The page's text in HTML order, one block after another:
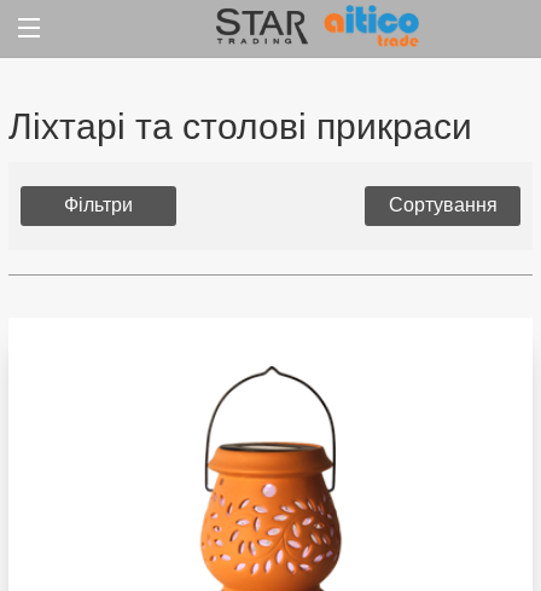
Jump
Ліхтарі та столові прикраси
Фільтри Сортування